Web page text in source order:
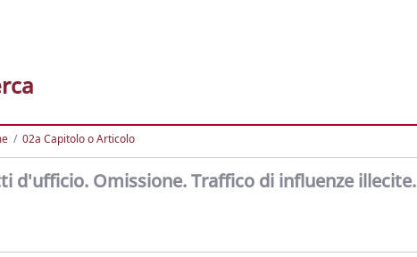
02a Capitolo o Articolo
d'ufficio. Omissione. Traffico di influenze illecite.